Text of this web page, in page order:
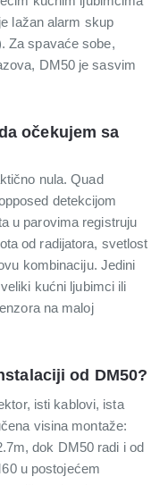
lažan alarm skup
Za spavaće sobe,
DM50 je sasvim
očekujem sa
nula. Quad
detekcijom
u parovima registruju
od radijatora, svetlost
kombinaciju. Jedini
kućni ljubimci ili
na maloj
od DM50?
isti kablovi, ista
visina montaže:
dok DM50 radi i od
u postojećem